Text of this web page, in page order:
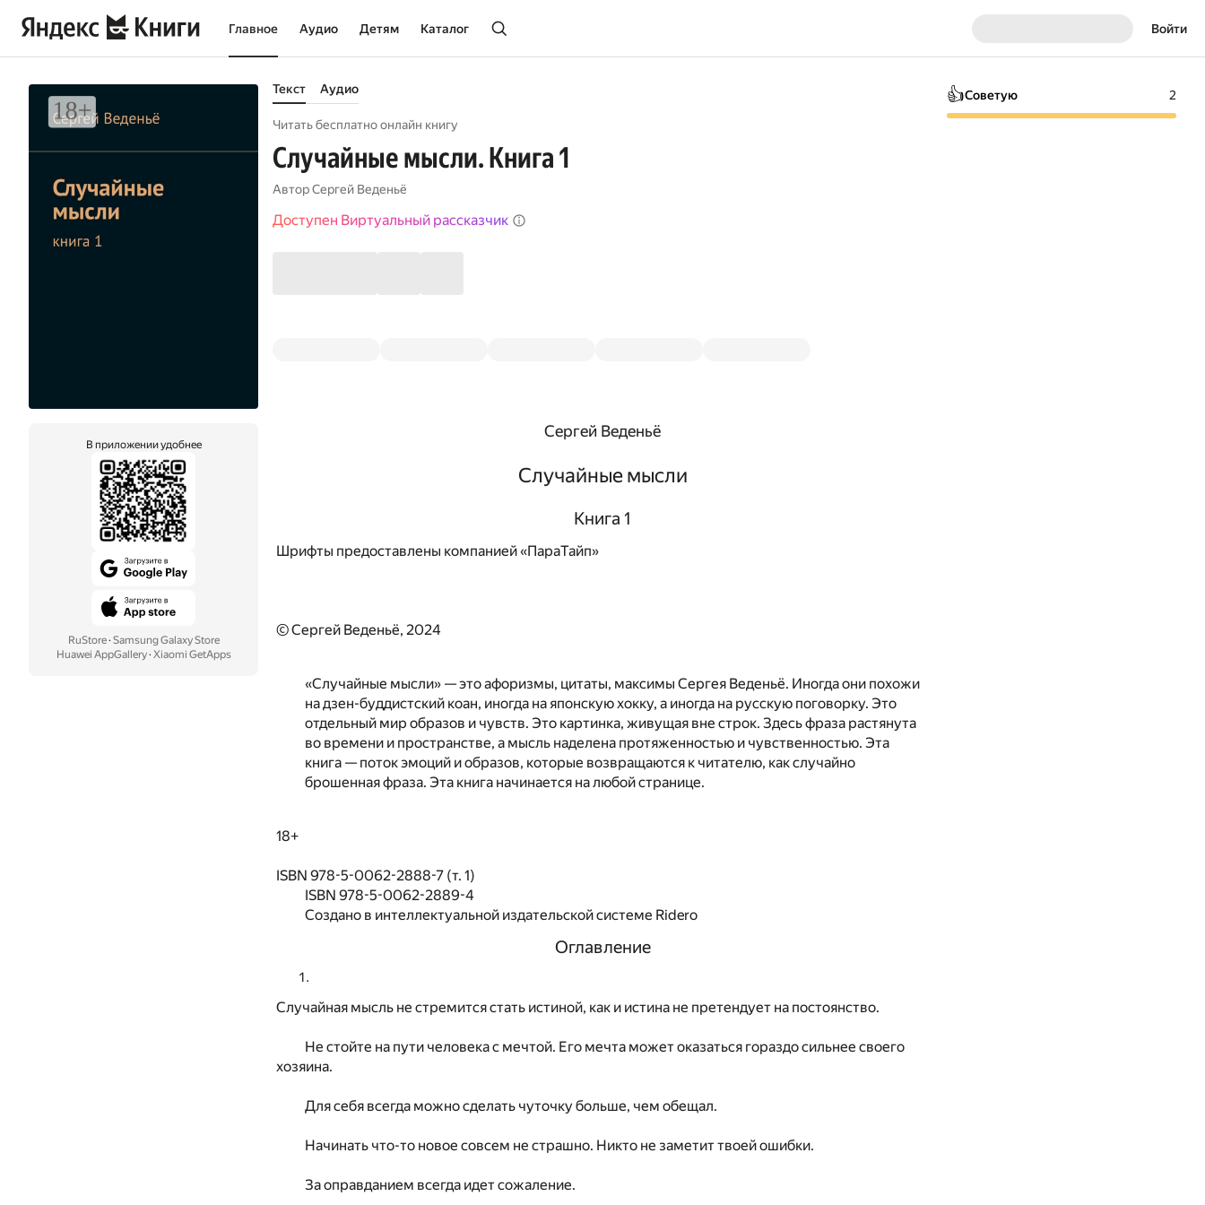
Главное Аудио Детям Каталог Войти
В приложении удобнее
RuStore· Samsung Galaxy Store
Huawei AppGallery· Xiaomi GetApps
Текст Аудио
Читать бесплатно онлайн книгу
Случайные мысли. Книга 1
АвторСергей Веденьё
Доступен Виртуальный рассказчик
Сергей Веденьё
Случайные мысли
Книга 1
Шрифты предоставлены компанией «ПараТайп»
© Сергей Веденьё, 2024
«Случайные мысли» — это афоризмы, цитаты, максимы Сергея Веденьё. Иногда они похожи
на дзен-буддистский коан, иногда на японскую хокку, а иногда на русскую поговорку. Это
отдельный мир образов и чувств. Это картинка, живущая вне строк. Здесь фраза растянута
во времени и пространстве, а мысль наделена протяженностью и чувственностью. Эта
книга — поток эмоций и образов, которые возвращаются к читателю, как случайно
брошенная фраза. Эта книга начинается на любой странице.
18+
ISBN 978-5-0062-2888-7 (т. 1)
ISBN 978-5-0062-2889-4
Создано в интеллектуальной издательской системе Ridero
Оглавление
Случайная мысль не стремится стать истиной, как и истина не претендует на постоянство.
Не стойте на пути человека с мечтой. Его мечта может оказаться гораздо сильнее своего
хозяина.
Для себя всегда можно сделать чуточку больше, чем обещал.
Начинать что-то новое совсем не страшно. Никто не заметит твоей ошибки.
За оправданием всегда идет сожаление.
👍Советую 2